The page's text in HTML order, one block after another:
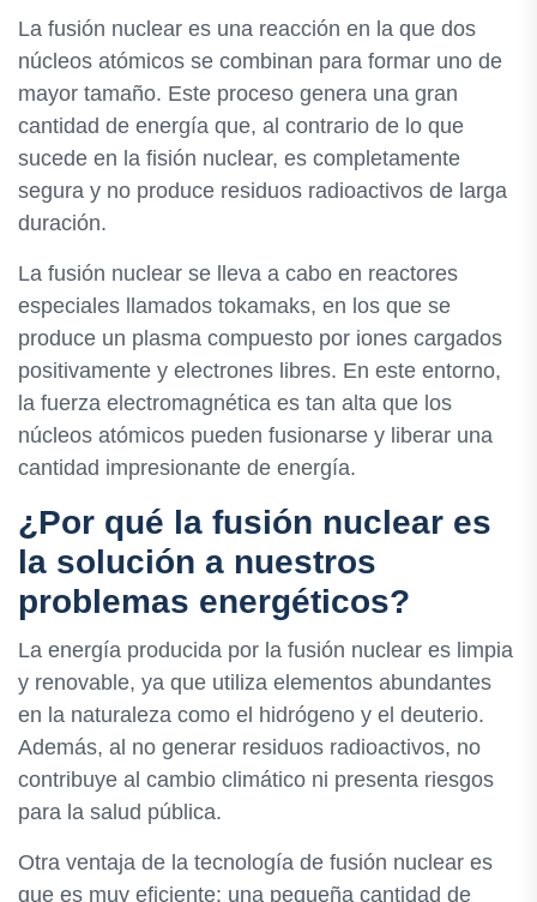
La fusión nuclear es una reacción en la que dos
núcleos atómicos se combinan para formar uno de
mayor tamaño. Este proceso genera una gran
cantidad de energía que, al contrario de lo que
sucede en la fisión nuclear, es completamente
segura y no produce residuos radioactivos de larga
duración.
La fusión nuclear se lleva a cabo en reactores
especiales llamados tokamaks, en los que se
produce un plasma compuesto por iones cargados
positivamente y electrones libres. En este entorno,
la fuerza electromagnética es tan alta que los
núcleos atómicos pueden fusionarse y liberar una
cantidad impresionante de energía.
¿Por qué la fusión nuclear es
la solución a nuestros
problemas energéticos?
La energía producida por la fusión nuclear es limpia
y renovable, ya que utiliza elementos abundantes
en la naturaleza como el hidrógeno y el deuterio.
Además, al no generar residuos radioactivos, no
contribuye al cambio climático ni presenta riesgos
para la salud pública.
Otra ventaja de la tecnología de fusión nuclear es
que es muy eficiente: una pequeña cantidad de